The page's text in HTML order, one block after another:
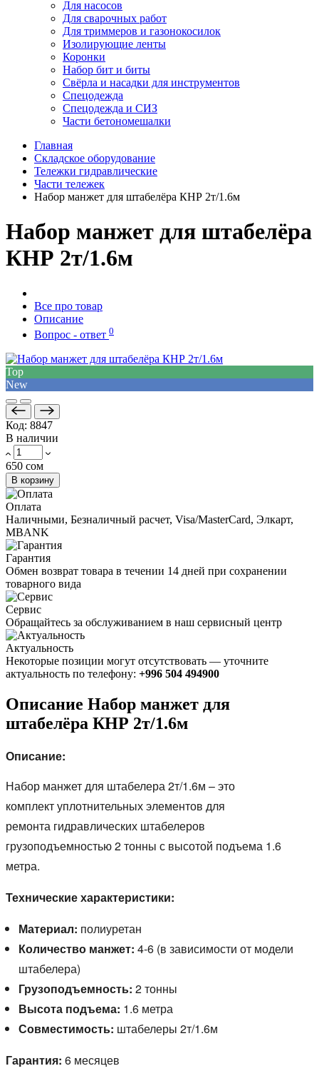
Для насосов
Для сварочных работ
Для триммеров и газонокосилок
Изолирующие ленты
Коронки
Набор бит и биты
Свёрла и насадки для инструментов
Спецодежда
Спецодежда и СИЗ
Части бетономешалки
Главная
Складское оборудование
Тележки гидравлические
Части тележек
Набор манжет для штабелёра КНР 2т/1.6м
Набор манжет для штабелёра
КНР 2т/1.6м
Все про товар
Описание
Вопрос - ответ 0
Top
New
Код: 8847
В наличии
650 сом
В корзину
Оплата
Наличными, Безналичный расчет, Visa/MasterCard, Элкарт,
MBANK
Гарантия
Обмен возврат товара в течении 14 дней при сохранении
товарного вида
Сервис
Обращайтесь за обслуживанием в наш сервисный центр
Актуальность
Некоторые позиции могут отсутствовать — уточните
актуальность по телефону: +996 504 494900
Описание Набор манжет для
штабелёра КНР 2т/1.6м
Описание:
Набор манжет для штабелера 2т/1.6м – это
комплектуплотнительных элементов для
ремонта гидравлических штабелеров
грузоподъемностью 2 тонны с высотой подъема 1.6
метра.
Технические характеристики:
Материал: полиуретан
Количество манжет: 4-6 (в зависимости от модели
штабелера)
Грузоподъемность: 2 тонны
Высота подъема: 1.6 метра
Совместимость: штабелеры 2т/1.6м
Гарантия: 6 месяцев